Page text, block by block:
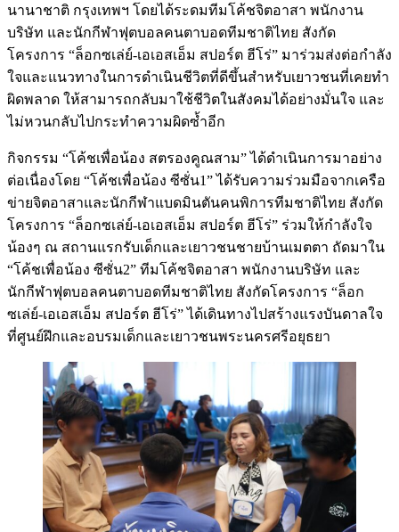
นานาชาติ กรุงเทพฯ โดยได้ระดมทีมโค้ชจิตอาสา พนักงาน
บริษัท และนักกีฬาฟุตบอลคนตาบอดทีมชาติไทย สังกัด
โครงการ “ล็อกซเล่ย์-เอเอสเอ็ม สปอร์ต ฮีโร่” มาร่วมส่งต่อกำลัง
ใจและแนวทางในการดำเนินชีวิตที่ดีขึ้นสำหรับเยาวชนที่เคยทำ
ผิดพลาด ให้สามารถกลับมาใช้ชีวิตในสังคมได้อย่างมั่นใจ และ
ไม่หวนกลับไปกระทำความผิดซ้ำอีก
กิจกรรม “โค้ชเพื่อน้อง สตรองคูณสาม” ได้ดำเนินการมาอย่าง
ต่อเนื่องโดย “โค้ชเพื่อน้อง ซีซั่น1” ได้รับความร่วมมือจากเครือ
ข่ายจิตอาสาและนักกีฬาแบดมินตันคนพิการทีมชาติไทย สังกัด
โครงการ “ล็อกซเล่ย์-เอเอสเอ็ม สปอร์ต ฮีโร่” ร่วมให้กำลังใจ
น้องๆ ณ สถานแรกรับเด็กและเยาวชนชายบ้านเมตตา ถัดมาใน
“โค้ชเพื่อน้อง ซีซั่น2” ทีมโค้ชจิตอาสา พนักงานบริษัท และ
นักกีฬาฟุตบอลคนตาบอดทีมชาติไทย สังกัดโครงการ “ล็อก
ซเล่ย์-เอเอสเอ็ม สปอร์ต ฮีโร่” ได้เดินทางไปสร้างแรงบันดาลใจ
ที่ศูนย์ฝึกและอบรมเด็กและเยาวชนพระนครศรีอยุธยา